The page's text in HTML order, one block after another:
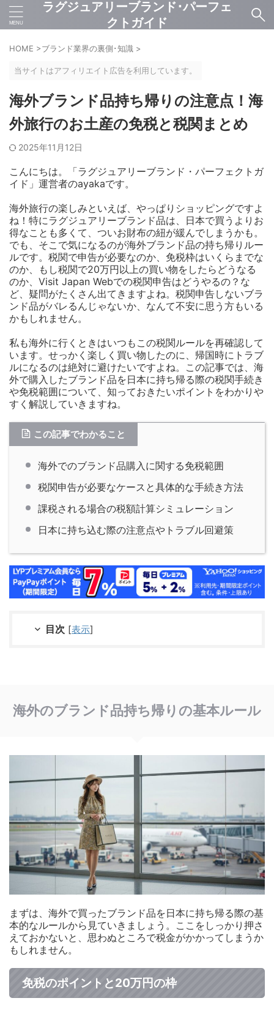
ラグジュアリーブランド･パーフェ
クトガイド
HOME >ブランド業界の裏側･知識 >
当サイトはアフィリエイト広告を利用しています。
海外ブランド品持ち帰りの注意点！海
外旅行のお土産の免税と税関まとめ
2025年11月12日
こんにちは。「ラグジュアリーブランド・パーフェクトガ
イド」運営者のayakaです。
海外旅行の楽しみといえば、やっぱりショッピングですよ
ね！特にラグジュアリーブランド品は、日本で買うよりお
得なことも多くて、ついお財布の紐が緩んでしまうかも。
でも、そこで気になるのが海外ブランド品の持ち帰りルー
ルです。税関で申告が必要なのか、免税枠はいくらまでな
のか、もし税関で20万円以上の買い物をしたらどうなる
のか、Visit Japan Webでの税関申告はどうやるの？な
ど、疑問がたくさん出てきますよね。税関申告しないブラ
ンド品がバレるんじゃないか、なんて不安に思う方もいる
かもしれません。
私も海外に行くときはいつもこの税関ルールを再確認して
います。せっかく楽しく買い物したのに、帰国時にトラブ
ルになるのは絶対に避けたいですよね。この記事では、海
外で購入したブランド品を日本に持ち帰る際の税関手続き
や免税範囲について、知っておきたいポイントをわかりや
すく解説していきますね。
この記事でわかること
海外でのブランド品購入に関する免税範囲
税関申告が必要なケースと具体的な手続き方法
課税される場合の税額計算シミュレーション
日本に持ち込む際の注意点やトラブル回避策
目次 [表示]
海外のブランド品持ち帰りの基本ルール
まずは、海外で買ったブランド品を日本に持ち帰る際の基
本的なルールから見ていきましょう。ここをしっかり押さ
えておかないと、思わぬところで税金がかかってしまうか
もしれません。
免税のポイントと20万円の枠